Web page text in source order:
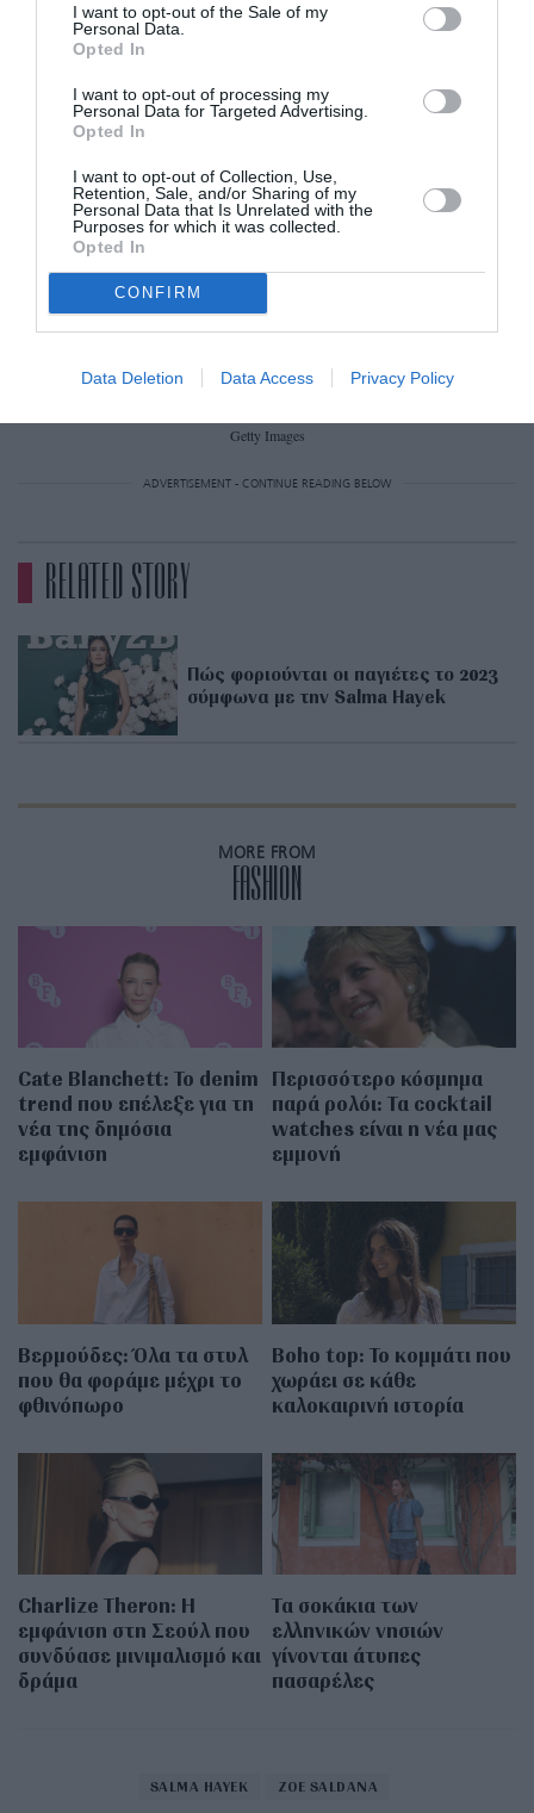
I want to opt-out of the Sale of my
Personal Data.
Opted In
I want to opt-out of processing my
Personal Data for Targeted Advertising.
Opted In
I want to opt-out of Collection, Use,
Retention, Sale, and/or Sharing of my
Personal Data that Is Unrelated with the
Purposes for which it was collected.
Opted In
CONFIRM
Data Deletion Data Access Privacy Policy
Getty Images
ADVERTISEMENT - CONTINUE READING BELOW
RELATED STORY
Πώς φοριούνται οι παγιέτες το 2023
σύμφωνα με την Salma Hayek
MORE FROM
FASHION
Cate Blanchett: Το denim
trend που επέλεξε για τη
νέα της δημόσια
εμφάνιση
Περισσότερο κόσμημα
παρά ρολόι: Τα cocktail
watches είναι η νέα μας
εμμονή
Βερμούδες: Όλα τα στυλ
που θα φοράμε μέχρι το
φθινόπωρο
Boho top: Το κομμάτι που
χωράει σε κάθε
καλοκαιρινή ιστορία
Charlize Theron: Η
εμφάνιση στη Σεούλ που
συνδύασε μινιμαλισμό και
δράμα
Τα σοκάκια των
ελληνικών νησιών
γίνονται άτυπες
πασαρέλες
SALMA HAYEK ZOE SALDANA